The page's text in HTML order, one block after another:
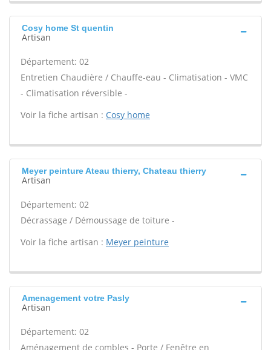
Cosy home St quentin
Artisan
Département: 02
Entretien Chaudière / Chauffe-eau - Climatisation - VMC
- Climatisation réversible -
Voir la fiche artisan : Cosy home
Meyer peinture Ateau thierry, Chateau thierry
Artisan
Département: 02
Décrassage / Démoussage de toiture -
Voir la fiche artisan : Meyer peinture
Amenagement votre Pasly
Artisan
Département: 02
Aménagement de combles - Porte / Fenêtre en